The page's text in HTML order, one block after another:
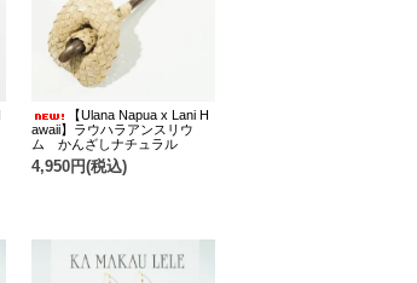
【Ulana Napua x Lani H
awaii】ラウハラアンスリウ
ム かんざしナチュラル
4,950円(税込)